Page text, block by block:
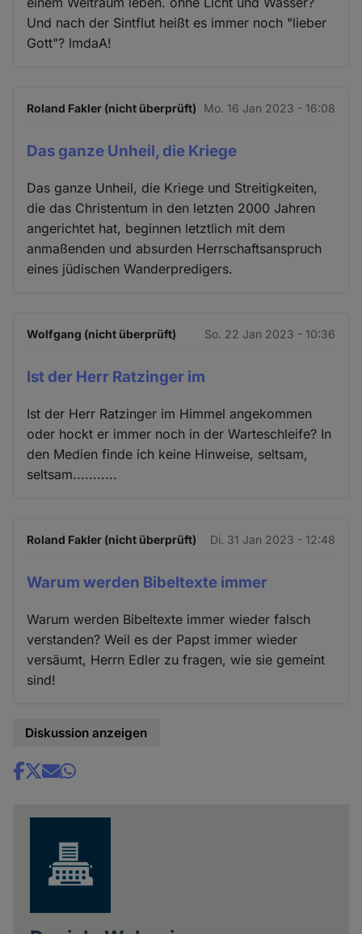
Und nach der Sintflut heißt es immer noch "lieber
Gott"? lmdaA!
Roland Fakler (nicht überprüft) Mo. 16 Jan 2023 - 16:08
Das ganze Unheil, die Kriege
Das ganze Unheil, die Kriege und Streitigkeiten,
die das Christentum in den letzten 2000 Jahren
angerichtet hat, beginnen letztlich mit dem
anmaßenden und absurden Herrschaftsanspruch
eines jüdischen Wanderpredigers.
Wolfgang (nicht überprüft) So. 22 Jan 2023 - 10:36
Ist der Herr Ratzinger im
Ist der Herr Ratzinger im Himmel angekommen
oder hockt er immer noch in der Warteschleife? In
den Medien finde ich keine Hinweise, seltsam,
seltsam...........
Roland Fakler (nicht überprüft) Di. 31 Jan 2023 - 12:48
Warum werden Bibeltexte immer
Warum werden Bibeltexte immer wieder falsch
verstanden? Weil es der Papst immer wieder
versäumt, Herrn Edler zu fragen, wie sie gemeint
sind!
Diskussion anzeigen
Share